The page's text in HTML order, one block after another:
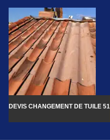
DEVIS CHANGEMENT DE TUILE 51